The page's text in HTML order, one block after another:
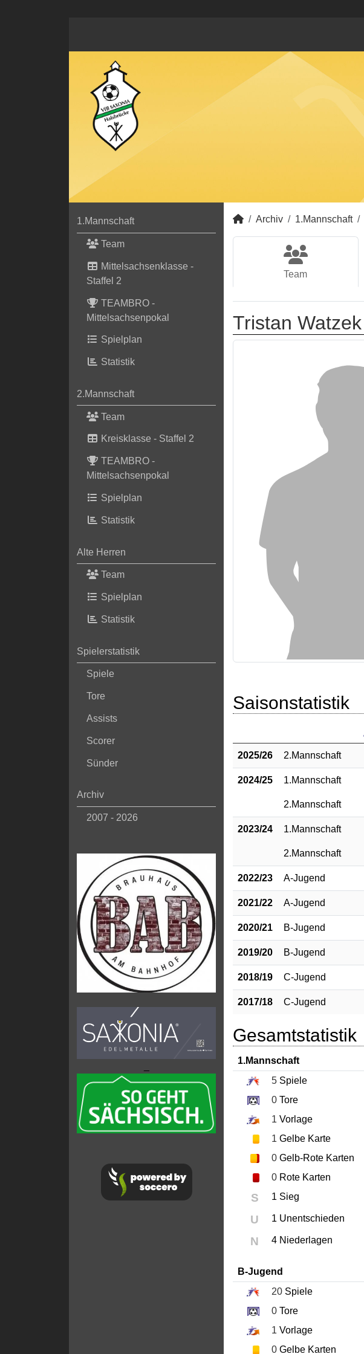
1.Mannschaft
Team
Mittelsachsenklasse -
Staffel 2
TEAMBRO -
Mittelsachsenpokal
Spielplan
Statistik
2.Mannschaft
Team
Kreisklasse - Staffel 2
TEAMBRO -
Mittelsachsenpokal
Spielplan
Statistik
Alte Herren
Team
Spielplan
Statistik
Spielerstatistik
Spiele
Tore
Assists
Scorer
Sünder
Archiv
2007 - 2026
Archiv 1.Mannschaft
Team
Tristan Watzek
Saisonstatistik
2025/26 2.Mannschaft
2024/25 1.Mannschaft
2.Mannschaft
2023/24 1.Mannschaft
2.Mannschaft
2022/23 A-Jugend
2021/22 A-Jugend
2020/21 B-Jugend
2019/20 B-Jugend
2018/19 C-Jugend
2017/18 C-Jugend
Gesamtstatistik
1.Mannschaft
5 Spiele
0 Tore
1 Vorlage
1 Gelbe Karte
0 Gelb-Rote Karten
0 Rote Karten
S 1 Sieg
U 1 Unentschieden
N 4 Niederlagen
B-Jugend
20 Spiele
0 Tore
1 Vorlage
0 Gelbe Karten